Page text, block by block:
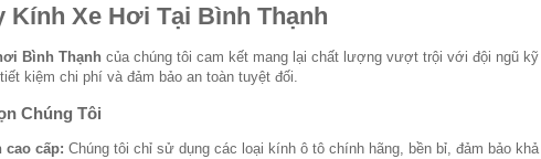
Kính Xe Hơi Tại Bình Thạnh
Bình Thạnh của chúng tôi cam kết mang lại chất lượng vượt trội với đội ngũ
kiệm chi phí và đảm bảo an toàn tuyệt đối.
Chúng Tôi
cao cấp: Chúng tôi chỉ sử dụng các loại kính ô tô chính hãng, bền bỉ, đảm bảo